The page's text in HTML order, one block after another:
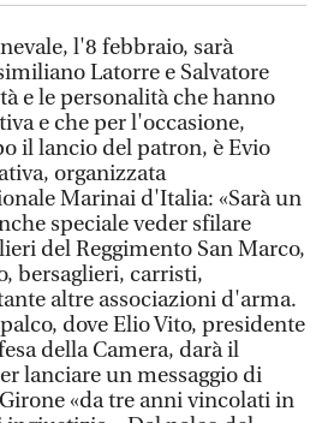
l'8 febbraio, sarà
Latorre e Salvatore
e le personalità che hanno
e che per l'occasione,
il lancio del patron, è Evio
organizzata
Marinai d'Italia: «Sarà un
speciale veder sfilare
del Reggimento San Marco,
bersaglieri, carristi,
altre associazioni d'arma.
dove Elio Vito, presidente
della Camera, darà il
lanciare un messaggio di
«da tre anni vincolati in